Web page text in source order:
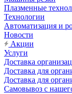
Плазменные
Технологии
Автоматизация и
Новости
Акции
Услуги
Доставка
Доставка для
Доставка для
Самовывоз с